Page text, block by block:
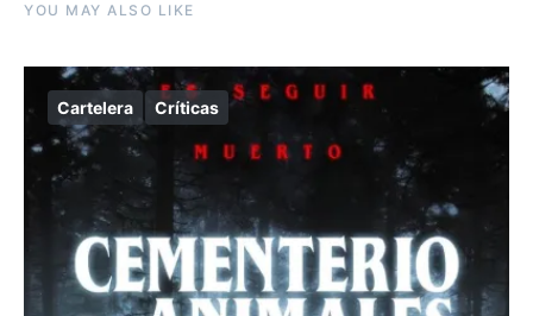
YOU MAY ALSO LIKE
Cartelera Críticas